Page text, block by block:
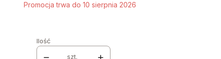
Promocja trwa do 10 sierpnia 2026
Ilość
szt.